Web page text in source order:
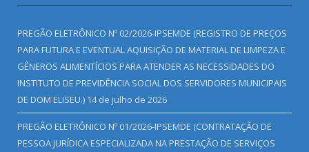
PREGÃO ELETRÔNICO Nº 02/2026-IPSEMDE (REGISTRO DE PREÇOS
PARA FUTURA E EVENTUAL AQUISIÇÃO DE MATERIAL DE LIMPEZA E
GÊNEROS ALIMENTÍCIOS PARA ATENDER AS NECESSIDADES DO
INSTITUTO DE PREVIDÊNCIA SOCIAL DOS SERVIDORES MUNICIPAIS
DE DOM ELISEU.) 14 de julho de 2026
PREGÃO ELETRÔNICO Nº 01/2026-IPSEMDE (CONTRATAÇÃO DE
PESSOA JURÍDICA ESPECIALIZADA NA PRESTAÇÃO DE SERVIÇOS